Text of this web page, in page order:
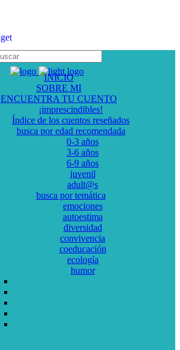
INICIO
SOBRE MI
ENCUENTRA TU CUENTO
¡imprescindibles!
Índice de los cuentos reseñados
busca por edad recomendada
0-3 años
3-6 años
6-9 años
juvenil
adult@s
busca por temática
emociones
autoestima
diversidad
convivencia
coeducación
ecología
humor